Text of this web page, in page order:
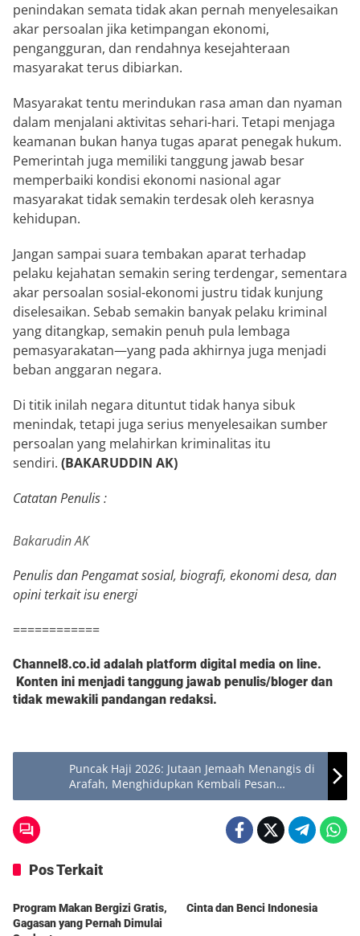
penindakan semata tidak akan pernah menyelesaikan
akar persoalan jika ketimpangan ekonomi,
pengangguran, dan rendahnya kesejahteraan
masyarakat terus dibiarkan.
Masyarakat tentu merindukan rasa aman dan nyaman
dalam menjalani aktivitas sehari-hari. Tetapi menjaga
keamanan bukan hanya tugas aparat penegak hukum.
Pemerintah juga memiliki tanggung jawab besar
memperbaiki kondisi ekonomi nasional agar
masyarakat tidak semakin terdesak oleh kerasnya
kehidupan.
Jangan sampai suara tembakan aparat terhadap
pelaku kejahatan semakin sering terdengar, sementara
akar persoalan sosial-ekonomi justru tidak kunjung
diselesaikan. Sebab semakin banyak pelaku kriminal
yang ditangkap, semakin penuh pula lembaga
pemasyarakatan—yang pada akhirnya juga menjadi
beban anggaran negara.
Di titik inilah negara dituntut tidak hanya sibuk
menindak, tetapi juga serius menyelesaikan sumber
persoalan yang melahirkan kriminalitas itu
sendiri. (BAKARUDDIN AK)
Catatan Penulis :
Bakarudin AK
Penulis dan Pengamat sosial, biografi, ekonomi desa, dan
opini terkait isu energi
============
Channel8.co.id adalah platform digital media on line.
Konten ini menjadi tanggung jawab penulis/bloger dan
tidak mewakili pandangan redaksi.
Puncak Haji 2026: Jutaan Jemaah Menangis di
Arafah, Menghidupkan Kembali Pesan
Terakhir Rasulullah Saw
Pos Terkait
Berita
Program Makan Bergizi Gratis,
Gagasan yang Pernah Dimulai
Cinta dan Benci Indonesia